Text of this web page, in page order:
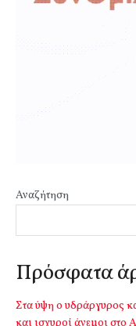
Αναζήτηση
Πρόσφατα
Στα ύψη ο υδράργυρος